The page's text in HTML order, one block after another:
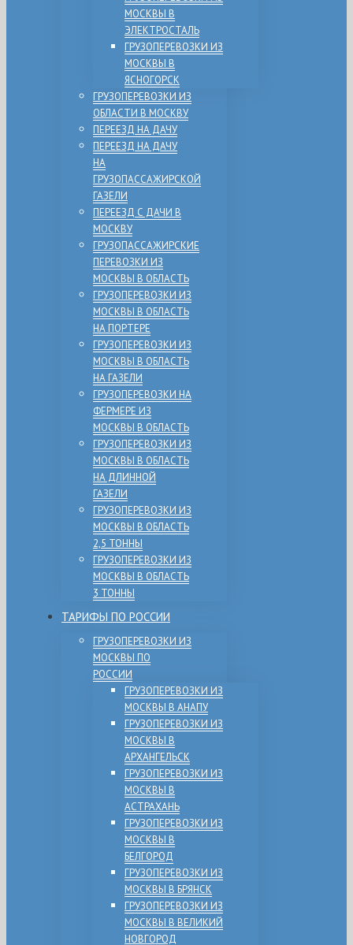
МОСКВЫ В
ЭЛЕКТРОСТАЛЬ
ГРУЗОПЕРЕВОЗКИ ИЗ
МОСКВЫ В
ЯСНОГОРСК
ГРУЗОПЕРЕВОЗКИ ИЗ
ОБЛАСТИ В МОСКВУ
ПЕРЕЕЗД НА ДАЧУ
ПЕРЕЕЗД НА ДАЧУ
НА
ГРУЗОПАССАЖИРСКОЙ
ГАЗЕЛИ
ПЕРЕЕЗД С ДАЧИ В
МОСКВУ
ГРУЗОПАССАЖИРСКИЕ
ПЕРЕВОЗКИ ИЗ
МОСКВЫ В ОБЛАСТЬ
ГРУЗОПЕРЕВОЗКИ ИЗ
МОСКВЫ В ОБЛАСТЬ
НА ПОРТЕРЕ
ГРУЗОПЕРЕВОЗКИ ИЗ
МОСКВЫ В ОБЛАСТЬ
НА ГАЗЕЛИ
ГРУЗОПЕРЕВОЗКИ НА
ФЕРМЕРЕ ИЗ
МОСКВЫ В ОБЛАСТЬ
ГРУЗОПЕРЕВОЗКИ ИЗ
МОСКВЫ В ОБЛАСТЬ
НА ДЛИННОЙ
ГАЗЕЛИ
ГРУЗОПЕРЕВОЗКИ ИЗ
МОСКВЫ В ОБЛАСТЬ
2,5 ТОННЫ
ГРУЗОПЕРЕВОЗКИ ИЗ
МОСКВЫ В ОБЛАСТЬ
3 ТОННЫ
ТАРИФЫ ПО РОССИИ
ГРУЗОПЕРЕВОЗКИ ИЗ
МОСКВЫ ПО
РОССИИ
ГРУЗОПЕРЕВОЗКИ ИЗ
МОСКВЫ В АНАПУ
ГРУЗОПЕРЕВОЗКИ ИЗ
МОСКВЫ В
АРХАНГЕЛЬСК
ГРУЗОПЕРЕВОЗКИ ИЗ
МОСКВЫ В
АСТРАХАНЬ
ГРУЗОПЕРЕВОЗКИ ИЗ
МОСКВЫ В
БЕЛГОРОД
ГРУЗОПЕРЕВОЗКИ ИЗ
МОСКВЫ В БРЯНСК
ГРУЗОПЕРЕВОЗКИ ИЗ
МОСКВЫ В ВЕЛИКИЙ
НОВГОРОД